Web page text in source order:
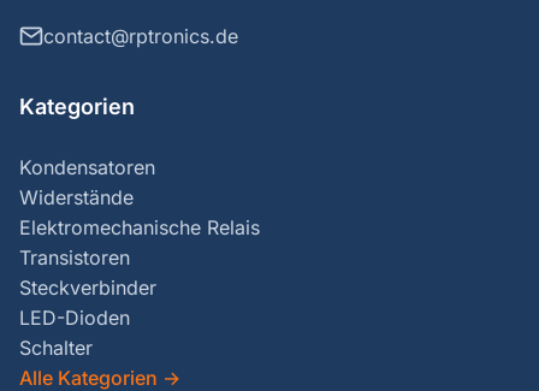
contact@rptronics.de
Kategorien
Kondensatoren
Widerstände
Elektromechanische Relais
Transistoren
Steckverbinder
LED-Dioden
Schalter
Alle Kategorien →